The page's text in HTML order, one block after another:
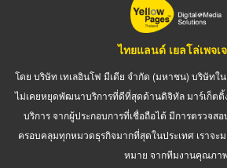
ไทยแลนด์ เยลโล่เพจเ
โดย บริษัท เทเลอินโฟ มีเดีย จำกัด (มหาชน) บริษัทใน
ไม่เคยหยุดพัฒนาบริการที่ดีที่สุดด้านดิจิทัล มาร์เก็ตติ้
บริการ จากผู้ประกอบการที่เชื่อถือได้ มีการตรวจส
ครอบคลุมทุกหมวดธุรกิจมากที่สุดในประเทศ เราจะ
หมาย จากทีมงานคุณภาพ